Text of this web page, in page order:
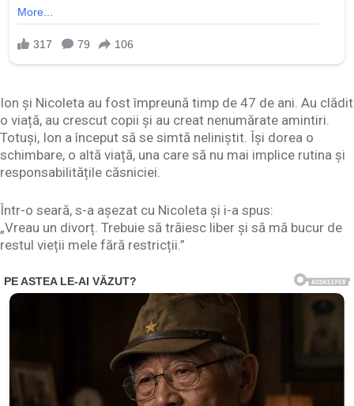
Ion și Nicoleta au fost împreună timp de 47 de ani. Au clădit
o viață, au crescut copii și au creat nenumărate amintiri.
Totuși, Ion a început să se simtă neliniștit. Își dorea o
schimbare, o altă viață, una care să nu mai implice rutina și
responsabilitățile căsniciei.
Într-o seară, s-a așezat cu Nicoleta și i-a spus:
„Vreau un divorț. Trebuie să trăiesc liber și să mă bucur de
restul vieții mele fără restricții.”